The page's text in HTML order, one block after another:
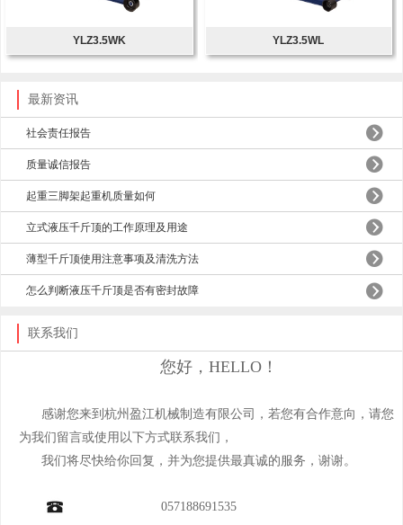
YLZ3.5WK YLZ3.5WL
最新资讯
社会责任报告
质量诚信报告
起重三脚架起重机质量如何
立式液压千斤顶的工作原理及用途
薄型千斤顶使用注意事项及清洗方法
怎么判断液压千斤顶是否有密封故障
联系我们
您好，HELLO！
感谢您来到杭州盈江机械制造有限公司，若您有合作意向，请您
为我们留言或使用以下方式联系我们，
我们将尽快给你回复，并为您提供最真诚的服务，谢谢。
057188691535